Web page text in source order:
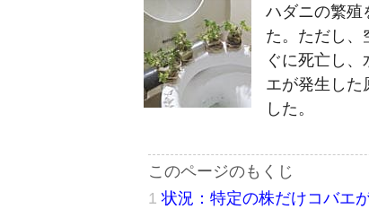
ハダニの繁殖
た。ただし、
ぐに死亡し
エが発生した
した。
状況：特定の株だけコバエ